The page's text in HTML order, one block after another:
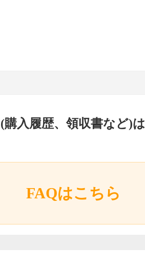
入履歴、領収書など)は
FAQはこちら